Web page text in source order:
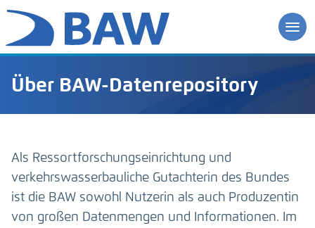
Über BAW-Datenrepository
Als Ressortforschungseinrichtung und
verkehrswasserbauliche Gutachterin des Bundes
ist die BAW sowohl Nutzerin als auch Produzentin
von großen Datenmengen und Informationen. Im